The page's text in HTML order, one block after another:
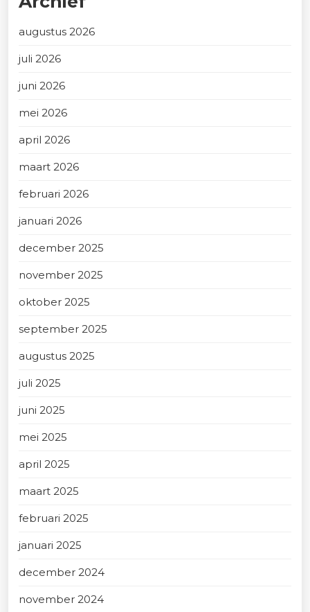
augustus 2026
juli 2026
juni 2026
mei 2026
april 2026
maart 2026
februari 2026
januari 2026
december 2025
november 2025
oktober 2025
september 2025
augustus 2025
juli 2025
juni 2025
mei 2025
april 2025
maart 2025
februari 2025
januari 2025
december 2024
november 2024